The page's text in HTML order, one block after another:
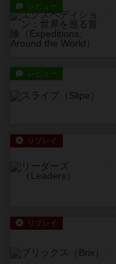
レビュー
レビュー
リプレイ
リプレイ